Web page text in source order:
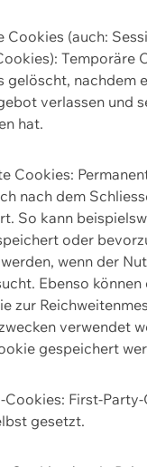
Cookies (auch:
Temporäre
gelöscht, nachdem
verlassen und
hat.
Cookies:
nach dem
So kann
oder
wenn der
Ebenso
zur
verwendet
gespeichert
Cookies: First-
gesetzt.